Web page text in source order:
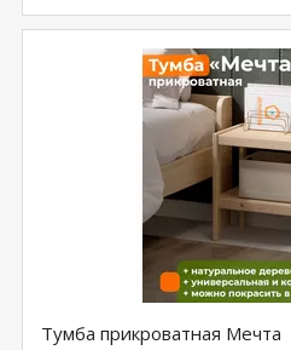
Тумба прикроватная Мечта